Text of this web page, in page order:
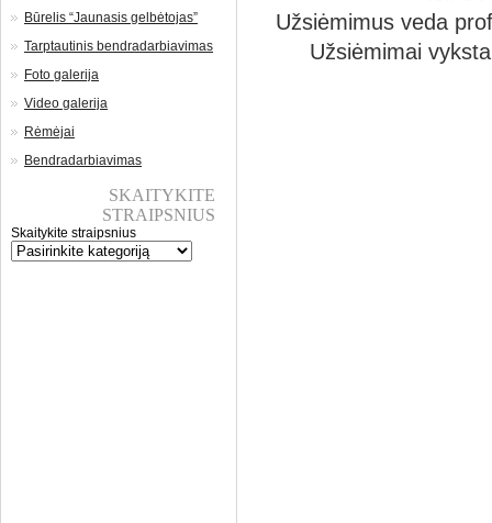
Būrelis “Jaunasis gelbėtojas”
Tarptautinis bendradarbiavimas
Foto galerija
Video galerija
Rėmėjai
Bendradarbiavimas
SKAITYKITE
STRAIPSNIUS
Skaitykite straipsnius
Užsiėmimus veda
Užsiėmimai